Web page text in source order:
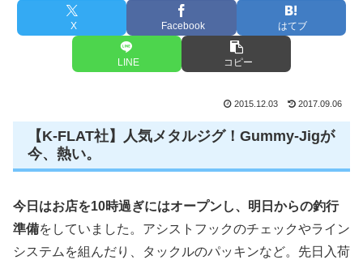
X Facebook はてブ
LINE コピー
2015.12.03 2017.09.06
【K-FLAT社】人気メタルジグ！Gummy-Jigが
今、熱い。
今日はお店を10時過ぎにはオープンし、明日からの釣行
準備をしていました。アシストフックのチェックやライン
システムを組んだり、タックルのパッキンなど。先日入荷